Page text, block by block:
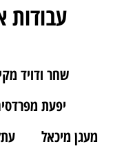
עבודות
שחר ודויד
יפעת
מעגן מיכאל